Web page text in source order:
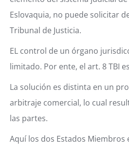
Eslovaquia, no puede solicitar
Tribunal de Justicia.
EL control de un órgano
limitado. Por ente, el art. 8 TBI
La solución es distinta en un
arbitraje comercial, lo cual
las partes.
Aquí los dos Estados Miembros